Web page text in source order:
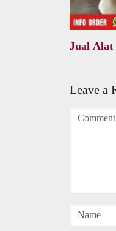
Jual Alat
Leave a